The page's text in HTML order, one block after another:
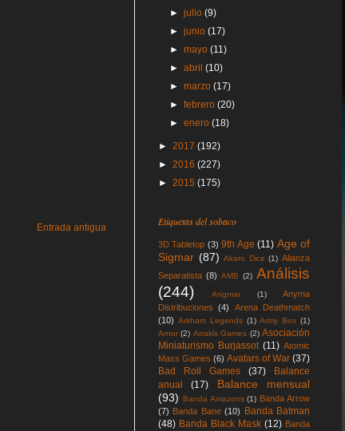
Entrada antigua
►julio(9)
►junio(17)
►mayo(11)
►abril(10)
►marzo(17)
►febrero(20)
►enero(18)
► 2017 (192)
► 2016 (227)
► 2015 (175)
Etiquetas del sobaco
3D Tabletop (3) 9th Age (11) Age of
Sigmar (87) Akaro Dice (1) Alianza
Separatista (8) AMB (2) Análisis
(244)
Angmar (1)
Anyma
Distribuciones
(4)
Arena Deathmatch
(10) Arkham Legends (1) Army Box (1)
Arnor (2) Arrakis Games (2) Asociación
Miniaturismo Burjassot (11) Atomic
Mass Games (6) Avatars of War (37)
Bad Roll Games
(37)
Balance
anual
(17)
Balance mensual
(93)
Banda Amazons (1) Banda Arrow
(7) Banda Bane (10)
Banda Batman
(48) Banda Black Mask (12) Banda